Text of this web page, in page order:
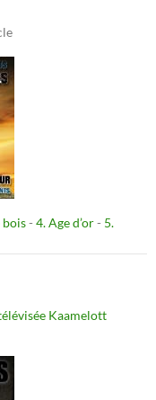
bois- 4. Age d’or- 5.
Kaamelott